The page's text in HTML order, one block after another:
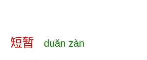
短暂 duǎn zàn